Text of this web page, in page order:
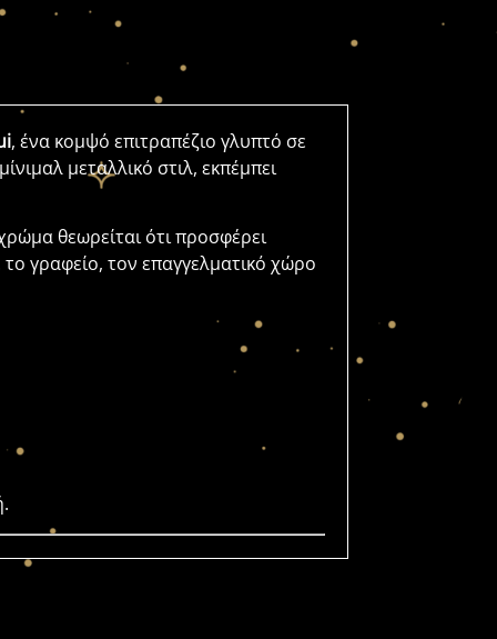
, ένα κομψό επιτραπέζιο γλυπτό σε
μεταλλικό στιλ, εκπέμπει
θεωρείται ότι προσφέρει
το γραφείο, τον επαγγελματικό χώρο